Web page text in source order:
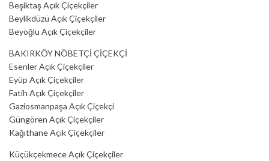
Beşiktaş Açık Çiçekçiler
Beylikdüzü Açık Çiçekçiler
Beyoğlu Açık Çiçekçiler
BAKIRKÖY NÖBETÇİ ÇİÇEKÇİ
Esenler Açık Çiçekçiler
Eyüp Açık Çiçekçiler
Fatih Açık Çiçekçiler
Gaziosmanpaşa Açık Çiçekçi
Güngören Açık Çiçekçiler
Kağıthane Açık Çiçekçiler
Küçükçekmece Açık Çiçekçiler